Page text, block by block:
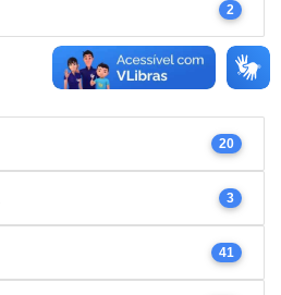
2
20
3
41